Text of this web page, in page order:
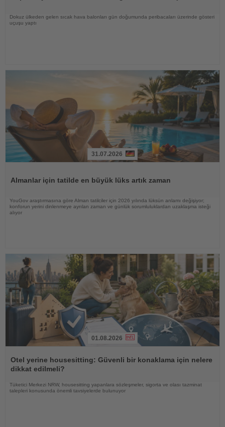
Dokuz ülkeden gelen sıcak hava balonları gün doğumunda peribacaları üzerinde gösteri
uçuşu yaptı
31.07.2026
Almanlar için tatilde en büyük lüks artık zaman
YouGov araştırmasına göre Alman tatilciler için 2026 yılında lüksün anlamı değişiyor;
konforun yerini dinlenmeye ayrılan zaman ve günlük sorumluluklardan uzaklaşma isteği
alıyor
Oku
01.08.2026
Otel yerine housesitting: Güvenli bir konaklama için nelere
dikkat edilmeli?
Tüketici Merkezi NRW, housesitting yapanlara sözleşmeler, sigorta ve olası tazminat
talepleri konusunda önemli tavsiyelerde bulunuyor